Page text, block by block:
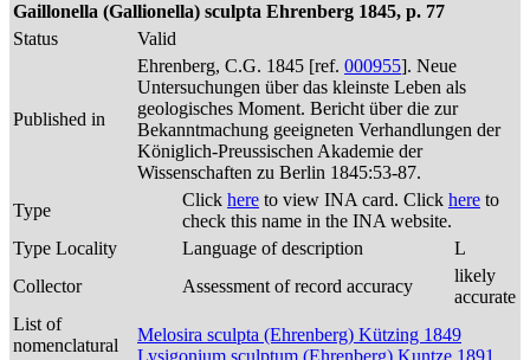
Gaillonella (Gallionella) sculpta Ehrenberg 1845, p. 77
Status
Valid
Published in
Ehrenberg, C.G. 1845 [ref. 000955]. Neue
Untersuchungen über das kleinste Leben als
geologisches Moment. Bericht über die zur
Bekanntmachung geeigneten Verhandlungen der
Königlich-Preussischen Akademie der
Wissenschaften zu Berlin 1845:53-87.
Type
Click here to view INA card. Click here to
check this name in the INA website.
Type Locality
Language of description
L
Collector
Assessment of record accuracy
likely
accurate
List of
nomenclatural
Melosira sculpta (Ehrenberg) Kützing 1849
Lysigonium sculptum (Ehrenberg) Kuntze 1891